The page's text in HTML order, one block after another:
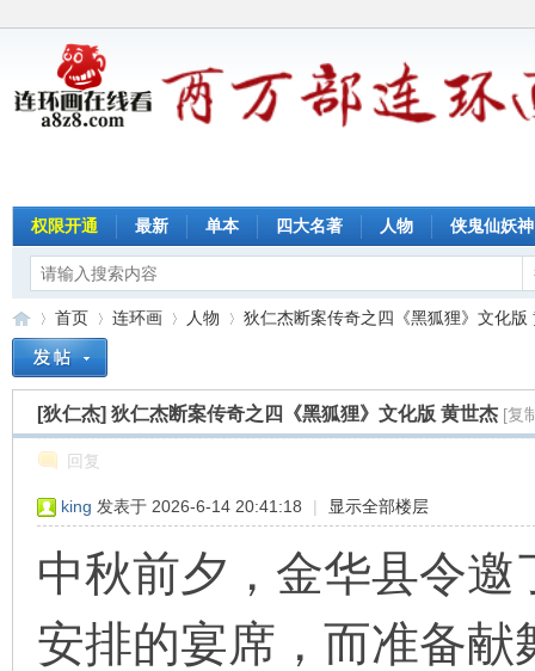
权限开通 最新 单本 四大名著 人物 侠鬼仙妖神
»
首页
›
连环画
›
人物
›
狄仁杰断案传奇之四《黑狐狸》文化版
[狄仁杰] 狄仁杰断案传奇之四《黑狐狸》文化版 黄世杰 [复
回复
king 发表于 2026-6-14 20:41:18 | 显示全部楼层
中秋前夕，金华县令
安排的宴席，而准备